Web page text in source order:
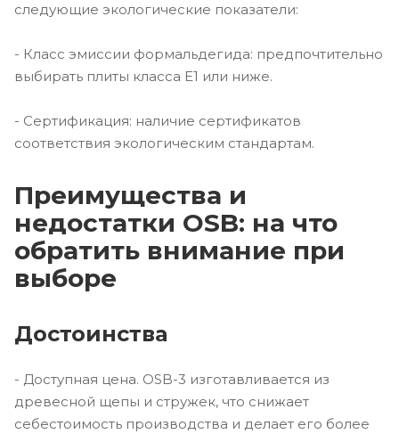
следующие экологические показатели:
- Класс эмиссии формальдегида: предпочтительно
выбирать плиты класса E1 или ниже.
- Сертификация: наличие сертификатов
соответствия экологическим стандартам.
Преимущества и
недостатки OSB: на что
обратить внимание при
выборе
Достоинства
- Доступная цена. OSB-3 изготавливается из
древесной щепы и стружек, что снижает
себестоимость производства и делает его более